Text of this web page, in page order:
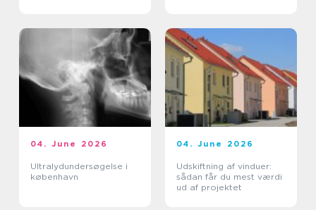
04. June 2026
Ultralydundersøgelse i
københavn
04. June 2026
Udskiftning af vinduer:
sådan får du mest værdi
ud af projektet